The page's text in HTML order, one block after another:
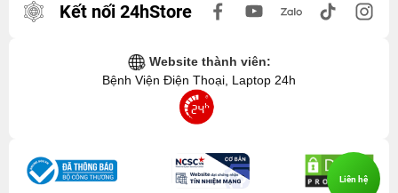
Kết nối 24hStore
Website thành viên:
Bệnh Viện Điện Thoại, Laptop 24h
Liên hệ